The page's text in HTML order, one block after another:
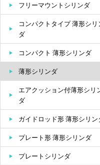
フリーマウントシリンダ
コンパクトタイプ 薄形シリ
ダ
コンパクト 薄形シリンダ
薄形シリンダ
エアクッション付薄形シリ
ダ
ガイドロッド形 薄形シリン
プレート形 薄形シリンダ
プレートシリンダ